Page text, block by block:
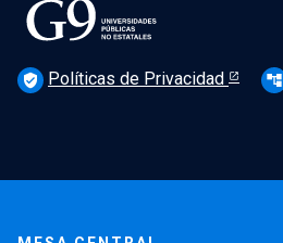
verified_user Políticas de Privacidad account_tree